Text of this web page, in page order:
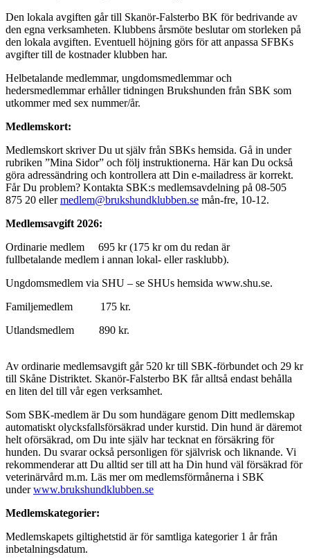
Den lokala avgiften går till Skanör-Falsterbo BK för bedrivande av
den egna verksamheten. Klubbens årsmöte beslutar om storleken på
den lokala avgiften. Eventuell höjning görs för att anpassa SFBKs
avgifter till de kostnader klubben har.
Helbetalande medlemmar, ungdomsmedlemmar och
hedersmedlemmar erhåller tidningen Brukshunden från SBK som
utkommer med sex nummer/år.
Medlemskort:
Medlemskort skriver Du ut själv från SBKs hemsida. Gå in under
rubriken ”Mina Sidor” och följ instruktionerna. Här kan Du också
göra adressändring och kontrollera att Din e-mailadress är korrekt.
Får Du problem? Kontakta SBK:s medlemsavdelning på 08-505
875 20 ellermedlem@brukshundklubben.se mån-fre, 10-12.
Medlemsavgift 2026:
Ordinarie medlem 695 kr (175 kr om du redan är
fullbetalande medlem i annan lokal- eller rasklubb).
Ungdomsmedlem via SHU – se SHUs hemsida www.shu.se.
Familjemedlem 175 kr.
Utlandsmedlem 890 kr.
Av ordinarie medlemsavgift går 520 kr till SBK-förbundet och 29 kr
till Skåne Distriktet. Skanör-Falsterbo BK får alltså endast behålla
en liten del till vår egen verksamhet.
Som SBK-medlem är Du som hundägare genom Ditt medlemskap
automatiskt olycksfallsförsäkrad under kurstid. Din hund är däremot
helt oförsäkrad, om Du inte själv har tecknat en försäkring för
hunden. Du svarar också personligen för självrisk och liknande. Vi
rekommenderar att Du alltid ser till att ha Din hund väl försäkrad för
veterinärvård m.m. Läs mer om medlemsförmånerna i SBK
underwww.brukshundklubben.se
Medlemskategorier:
Medlemskapets giltighetstid är för samtliga kategorier 1 år från
inbetalningsdatum.